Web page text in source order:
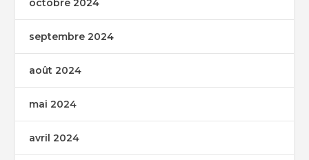
octobre 2024
septembre 2024
août 2024
mai 2024
avril 2024